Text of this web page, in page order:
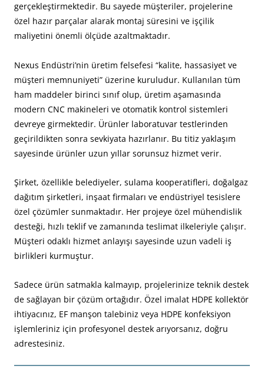
gerçekleştirmektedir. Bu sayede müşteriler, projelerine
özel hazır parçalar alarak montaj süresini ve işçilik
maliyetini önemli ölçüde azaltmaktadır.
Nexus Endüstri’nin üretim felsefesi “kalite, hassasiyet ve
müşteri memnuniyeti” üzerine kuruludur. Kullanılan tüm
ham maddeler birinci sınıf olup, üretim aşamasında
modern CNC makineleri ve otomatik kontrol sistemleri
devreye girmektedir. Ürünler laboratuvar testlerinden
geçirildikten sonra sevkiyata hazırlanır. Bu titiz yaklaşım
sayesinde ürünler uzun yıllar sorunsuz hizmet verir.
Şirket, özellikle belediyeler, sulama kooperatifleri, doğalgaz
dağıtım şirketleri, inşaat firmaları ve endüstriyel tesislere
özel çözümler sunmaktadır. Her projeye özel mühendislik
desteği, hızlı teklif ve zamanında teslimat ilkeleriyle çalışır.
Müşteri odaklı hizmet anlayışı sayesinde uzun vadeli iş
birlikleri kurmuştur.
Sadece ürün satmakla kalmayıp, projelerinize teknik destek
de sağlayan bir çözüm ortağıdır. Özel imalat HDPE kollektör
ihtiyacınız, EF manşon talebiniz veya HDPE konfeksiyon
işlemleriniz için profesyonel destek arıyorsanız, doğru
adrestesiniz.